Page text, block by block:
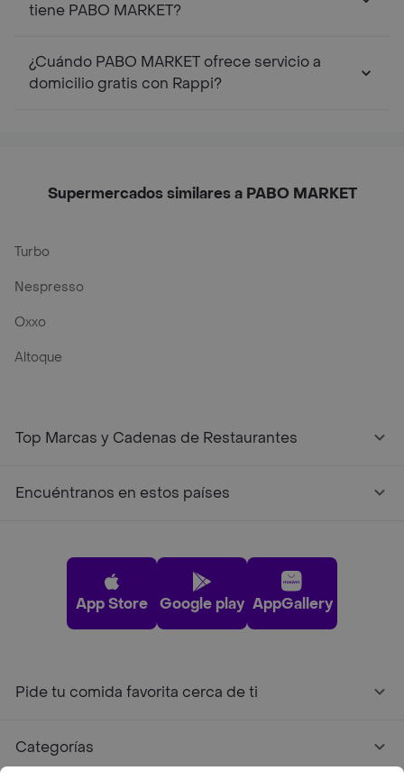
tiene PABO MARKET?
¿Cuándo PABO MARKET ofrece servicio a
domicilio gratis con Rappi?
Supermercados similares a PABO MARKET
Turbo
Nespresso
Oxxo
Altoque
Top Marcas y Cadenas de Restaurantes
Encuéntranos en estos países
App Store Google play AppGallery
Pide tu comida favorita cerca de ti
Categorías